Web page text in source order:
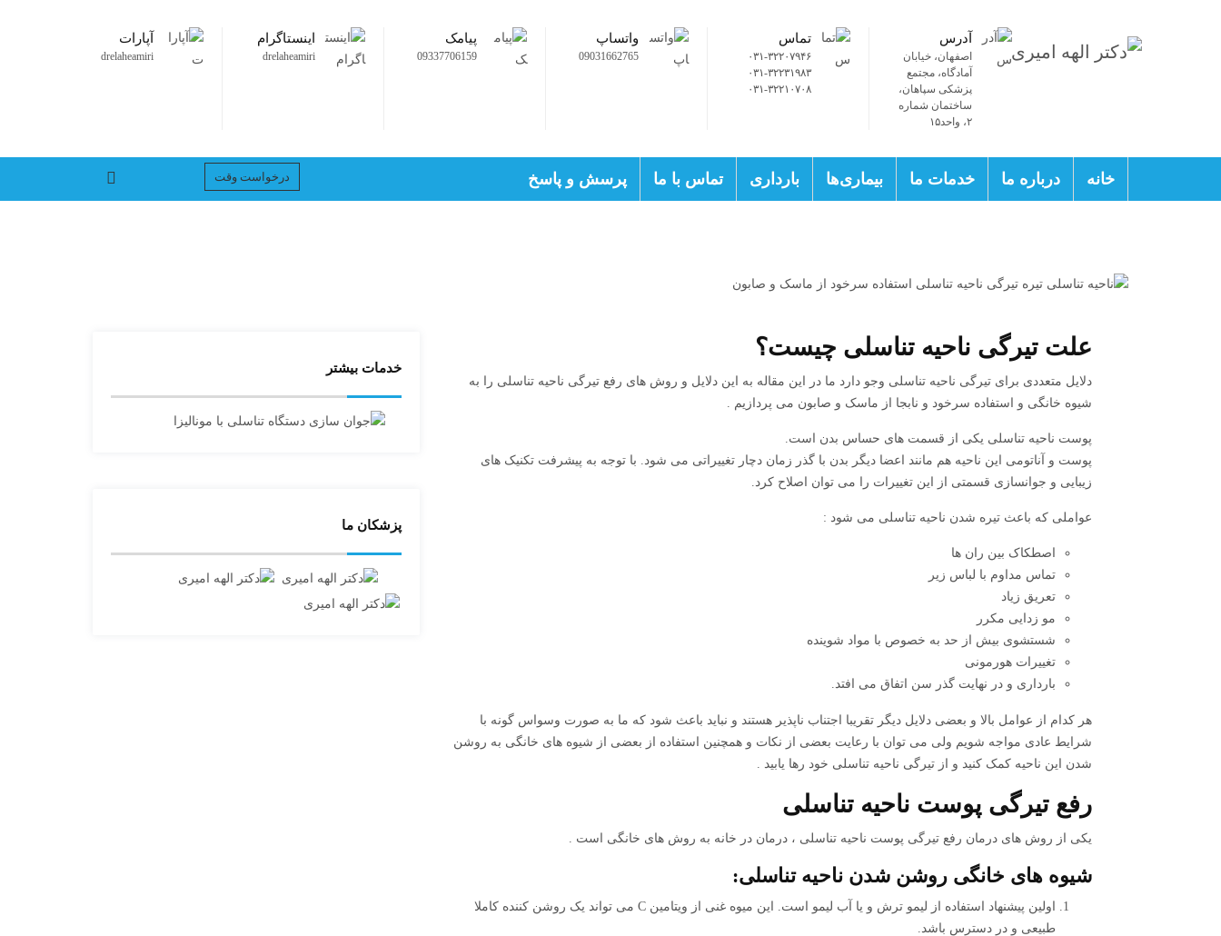
آدرس
اصفهان، خیابان
آمادگاه، مجتمع
پزشکی سپاهان،
ساختمان شماره
۲، واحد۱۵
تماس
۰۳۱-۳۲۲۰۷۹۴۶
۰۳۱-۳۲۲۳۱۹۸۳
۰۳۱-۳۲۲۱۰۷۰۸
واتساپ
09031662765
پیامک
09337706159
اینستاگرام
drelaheamiri
آپارات
drelaheamiri
خانه درباره ما خدمات ما بیماری‌ها بارداری تماس با ما پرسش و پاسخ درخواست وقت
علت تیرگی ناحیه تناسلی چیست؟
دلایل متعددی برای تیرگی ناحیه تناسلی وجو دارد ما در این مقاله به این دلایل و روش های رفع تیرگی ناحیه تناسلی را به
شیوه خانگی و استفاده سرخود و نابجا از ماسک و صابون می پردازیم .
پوست ناحیه تناسلی یکی از قسمت های حساس بدن است.
پوست و آناتومی این ناحیه هم مانند اعضا دیگر بدن با گذر زمان دچار تغییراتی می شود. با توجه به پیشرفت تکنیک های
زیبایی و جوانسازی قسمتی از این تغییرات را می توان اصلاح کرد.
عواملی که باعث تیره شدن ناحیه تناسلی می شود :
اصطکاک بین ران ها
تماس مداوم با لباس زیر
تعریق زیاد
مو زدایی مکرر
شستشوی بیش از حد به خصوص با مواد شوینده
تغییرات هورمونی
بارداری و در نهایت گذر سن اتفاق می افتد.
هر کدام از عوامل بالا و بعضی دلایل دیگر تقریبا اجتناب ناپذیر هستند و نباید باعث شود که ما به صورت وسواس گونه با
شرایط عادی مواجه شویم ولی می توان با رعایت بعضی از نکات و همچنین استفاده از بعضی از شیوه های خانگی به روشن
شدن این ناحیه کمک کنید و از تیرگی ناحیه تناسلی خود رها یابید .
رفع تیرگی پوست ناحیه تناسلی
یکی از روش های درمان رفع تیرگی پوست ناحیه تناسلی ، درمان در خانه به روش های خانگی است .
شیوه های خانگی روشن شدن ناحیه تناسلی:
اولین پیشنهاد استفاده از لیمو ترش و یا آب لیمو است. این میوه غنی از ویتامین C می تواند یک روشن کننده کاملا
طبیعی و در دسترس باشد.
خدمات بیشتر
پزشکان ما